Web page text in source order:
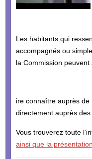
Les habitants qui
accompagnés ou
la Commission peuvent
ire connaître auprès
directement auprès
Vous trouverez toute
ainsi que la